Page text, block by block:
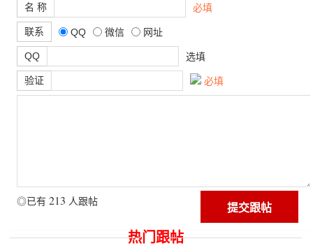
名 称 必填
联系 QQ 微信 网址
QQ 选填
验证 必填
◎已有 213 人跟帖
热门跟帖